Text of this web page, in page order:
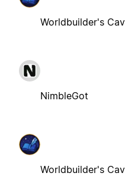
Worldbuilder's
NimbleGot
Worldbuilder's